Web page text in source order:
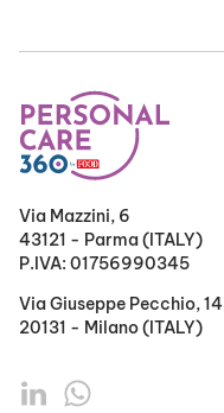
Via Mazzini, 6
43121 - Parma (ITALY)
P.IVA: 01756990345
Via Giuseppe Pecchio, 14
20131 - Milano (ITALY)